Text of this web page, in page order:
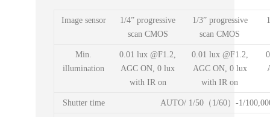
Image sensor
1/4” progressive
scan CMOS
1/3” progressive
scan CMOS
Min.
illumination
0.01 lux @F1.2,
AGC ON, 0 lux
with IR on
0.01 lux @F1.2,
AGC ON, 0 lux
with IR on
Shutter time AUTO/ 1/50（1/60）-1/